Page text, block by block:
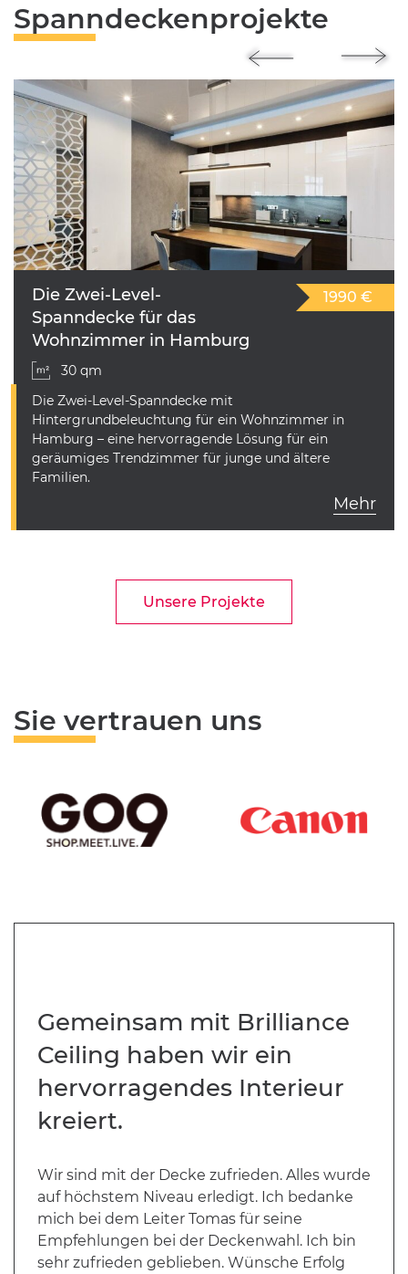
Spanndeckenprojekte
Die Zwei-Level-
Spanndecke für das
Wohnzimmer in Hamburg
1990 €
30 qm
Die Zwei-Level-Spanndecke mit
Hintergrundbeleuchtung für ein Wohnzimmer in
Hamburg – eine hervorragende Lösung für ein
geräumiges Trendzimmer für junge und ältere
Familien.
Mehr
Unsere Projekte
Sie vertrauen uns
Gemeinsam mit Brilliance
Ceiling haben wir ein
hervorragendes Interieur
kreiert.
Wir sind mit der Decke zufrieden. Alles wurde
auf höchstem Niveau erledigt. Ich bedanke
mich bei dem Leiter Tomas für seine
Empfehlungen bei der Deckenwahl. Ich bin
sehr zufrieden geblieben. Wünsche Erfolg